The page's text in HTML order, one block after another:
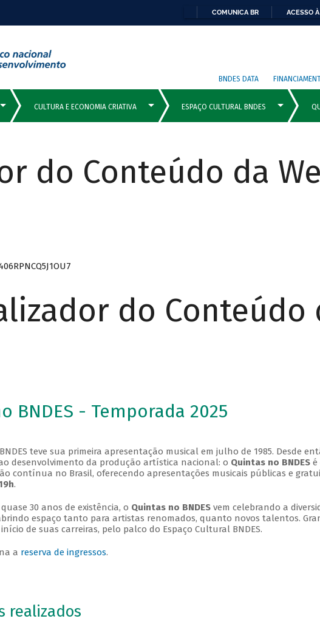
COMUNICA BR ACESSO
BNDES DATA
do Conteúdo da
do Conteúdo
BNDES - Temporada 2025
teve sua primeira apresentação musical em julho de 1985. Desde
desenvolvimento da produção artística nacional: o Quintas no BNDESé
contínua no Brasil, oferecendo apresentações musicais públicas e
.
30 anos de existência, o Quintas no BNDESvem celebrando a
espaço tanto para artistas renomados, quanto novos talentos.
de suas carreiras, pelo palco do Espaço Cultural BNDES.
a reserva de ingressos.
realizados